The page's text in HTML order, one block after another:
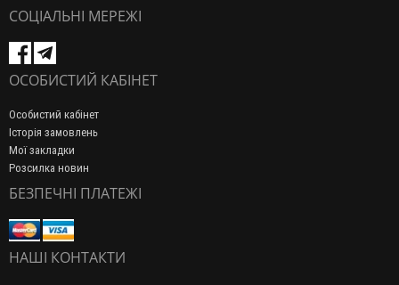
СОЦІАЛЬНІ МЕРЕЖІ
ОСОБИСТИЙ КАБІНЕТ
Особистий кабінет
Історія замовлень
Мої закладки
Розсилка новин
БЕЗПЕЧНІ ПЛАТЕЖІ
НАШІ КОНТАКТИ